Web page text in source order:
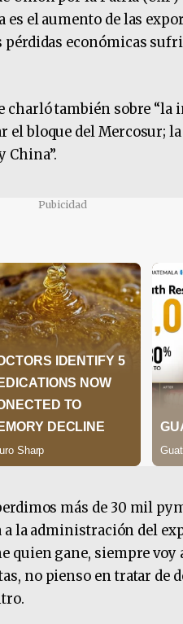
el aumento de las
económicas
charló también sobre “la
el bloque del Mercosur;
China”.
Pubicidad
más de 30 mil
a la administración del
quien gane, siempre
no pienso en tratar de